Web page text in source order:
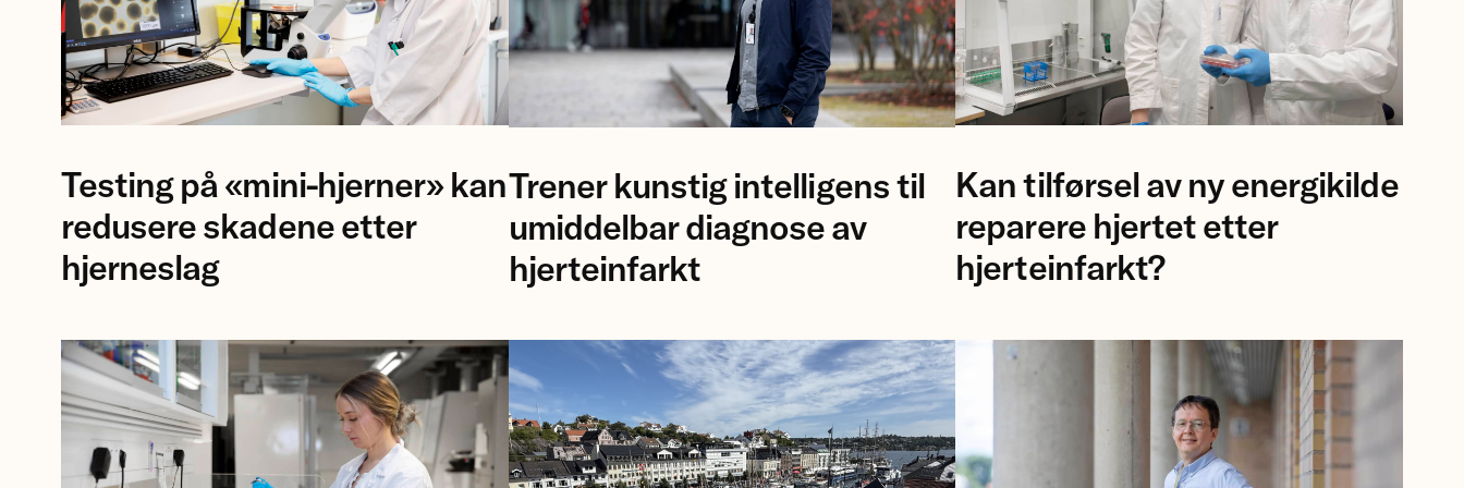
Jing
Ye
ved
NTNU.
Testing på «mini-hjerner» kan
redusere skadene etter
hjerneslag
Bjørn-
Jostein
Singstad
ved
Trener kunstig intelligens til
umiddelbar diagnose av
hjerteinfarkt
Åsa
Birgisdottir
og
forsker
Calvoli,
Universitetet
Tromsø.
Kan tilførsel av ny energikilde
reparere hjertet etter
hjerteinfarkt?